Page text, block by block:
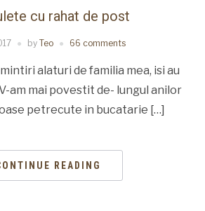
cu rahat de post
by Teo 66 comments
alaturi de familia mea, isi au
am mai povestit de- lungul anilor
petrecute in bucatarie […]
READING